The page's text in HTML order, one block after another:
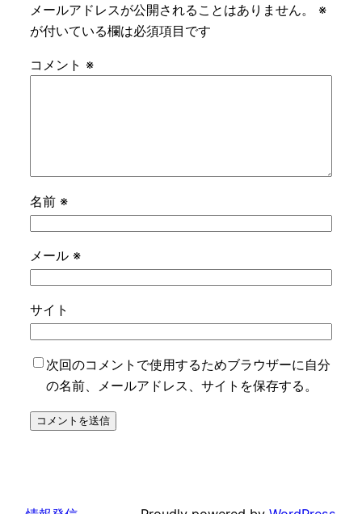
メールアドレスが公開されることはありません。
※
が付いている欄は必須項目です
コメント ※
名前 ※
メール ※
サイト
次回のコメントで使用するためブラウザーに自分
の名前、メールアドレス、サイトを保存する。